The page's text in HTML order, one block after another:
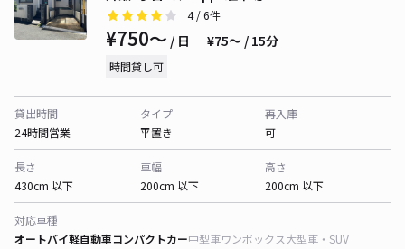
4/ 6件
¥750〜 / 日 ¥75〜 / 15分
時間貸し可
貸出時間
24時間営業
タイプ
平置き
再入庫
可
長さ
430cm 以下
車幅
200cm 以下
高さ
200cm 以下
対応車種
オートバイ軽自動車コンパクトカー中型車ワンボックス大型車・SUV